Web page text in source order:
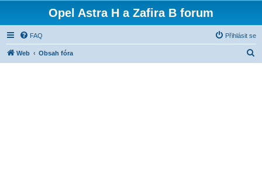
Opel Astra H a Zafira B forum
FAQ Přihlásit se
Web Obsah fóra